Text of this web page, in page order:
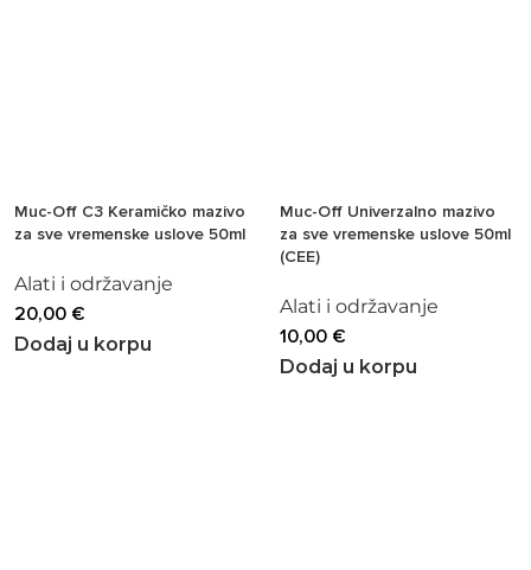
Muc-Off C3 Keramičko mazivo
za sve vremenske uslove 50ml
Alati i održavanje
20,00 €
Dodaj u korpu
Muc-Off Univerzalno mazivo
za sve vremenske uslove 50ml
(CEE)
Alati i održavanje
10,00 €
Dodaj u korpu